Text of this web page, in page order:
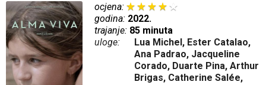
ocjena:
godina: 2022.
trajanje: 85 minuta
uloge:
Lua Michel, Ester Catalao,
Ana Padrao, Jacqueline
Corado, Duarte Pina, Arthur
Brigas, Catherine Salée,